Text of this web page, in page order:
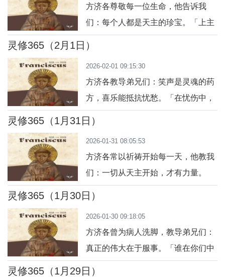
祈祷：主啊，让我以分享体验你的丰
盛恩典。
方济各尊敬每一位生命，他告诉我
们：每个人都是天主的珍宝。「上主
忽略的人表达关心或鼓励。祈祷：主
啊，让我看见每个人的尊贵，学会尊
重与爱。
灵修365（2月1日）
2026-02-01 09:15:30
方济各教导弟兄们：笑声是灵魂的药
方，喜乐能抵抗忧愁。「在忧伤中，
他人保持微笑，传递喜乐。祈祷：主
啊，让我用喜乐感染身边的人。
灵修365（1月31日）
2026-01-31 08:05:53
方济各常以祈祷开始每一天，他教我
们：一切从天主开始，才有力量。
分钟，为一天祈祷，交托生活。祈
祷：主啊，让我的一天从你开始，满
怀信任与喜乐。
灵修365（1月30日）
2026-01-30 09:18:05
方济各曾为病人洗脚，教导弟兄们：
真正的伟大在于服事。「谁在你们中
灵修365（1月29日）